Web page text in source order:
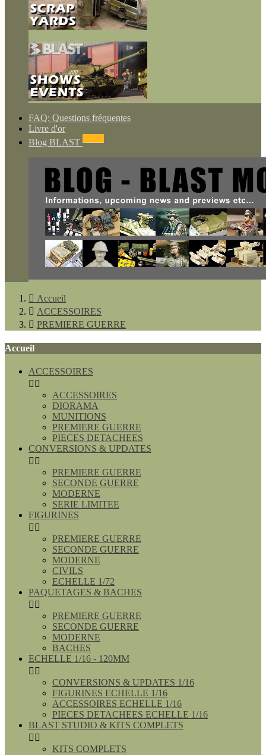
FAQ: Questions fréquentes
Livre d'or
Blog BLAST
 Accueil
 ACCESSOIRES
 PREMIERE GUERRE
Accueil
ACCESSOIRES
 
ACCESSOIRES
DIORAMA
MUNITIONS
PREMIERE GUERRE
PIECES DETACHEES
CONVERSIONS & UPDATES
 
PREMIERE GUERRE
SECONDE GUERRE
MODERNE
SERIE LIMITEE
FIGURINES
 
PREMIERE GUERRE
SECONDE GUERRE
MODERNE
CIVILS
ECHELLE 1/72
PAQUETAGES & BACHES
 
PREMIERE GUERRE
SECONDE GUERRE
MODERNE
BACHES
ECHELLE 1/16 - 120MM
 
CONVERSIONS & UPDATES 1/16
FIGURINES ECHELLE 1/16
ACCESSOIRES ECHELLE 1/16
PIECES DETACHEES ECHELLE 1/16
BLAST STUDIO & KITS COMPLETS
 
KITS COMPLETS